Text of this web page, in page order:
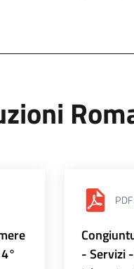
PDF
- Servizi